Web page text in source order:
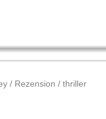
/ Rezension /thriller